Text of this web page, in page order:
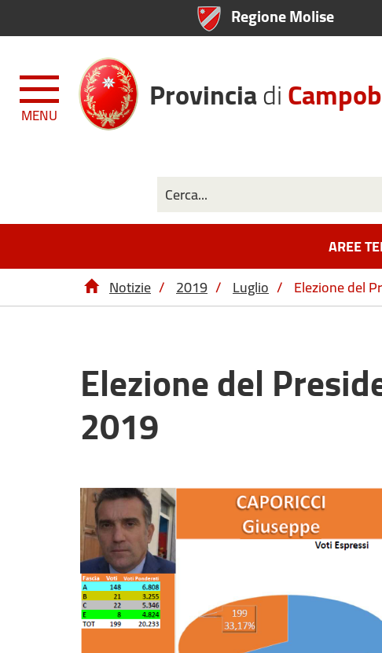
Regione Molise
MENU Provinciadi
AREE
Notizie / 2019 / Luglio / Elezione del
Elezione del
2019